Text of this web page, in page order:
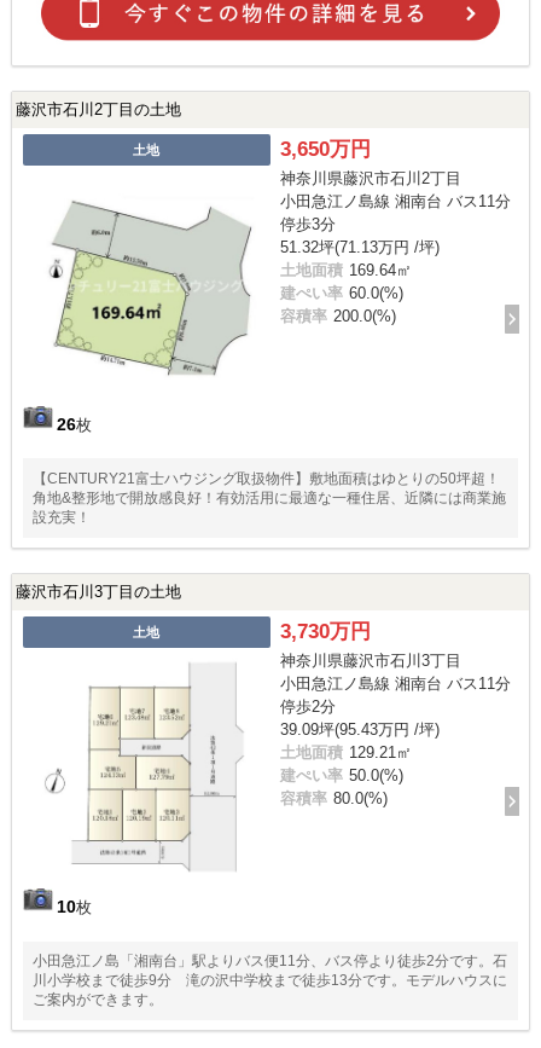
藤沢市石川2丁目の土地
土地
26枚
3,650万円
神奈川県藤沢市石川2丁目
小田急江ノ島線 湘南台 バス11分
停歩3分
51.32坪(71.13万円 /坪)
土地面積 169.64㎡
建ぺい率 60.0(%)
容積率 200.0(%)
【CENTURY21富士ハウジング取扱物件】敷地面積はゆとりの50坪超！
角地&整形地で開放感良好！有効活用に最適な一種住居、近隣には商業施
設充実！
藤沢市石川3丁目の土地
土地
10枚
3,730万円
神奈川県藤沢市石川3丁目
小田急江ノ島線 湘南台 バス11分
停歩2分
39.09坪(95.43万円 /坪)
土地面積 129.21㎡
建ぺい率 50.0(%)
容積率 80.0(%)
小田急江ノ島「湘南台」駅よりバス便11分、バス停より徒歩2分です。石
川小学校まで徒歩9分 滝の沢中学校まで徒歩13分です。モデルハウスに
ご案内ができます。